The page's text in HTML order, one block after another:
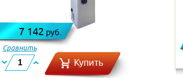
7 142 руб.
Сравнить
Купить